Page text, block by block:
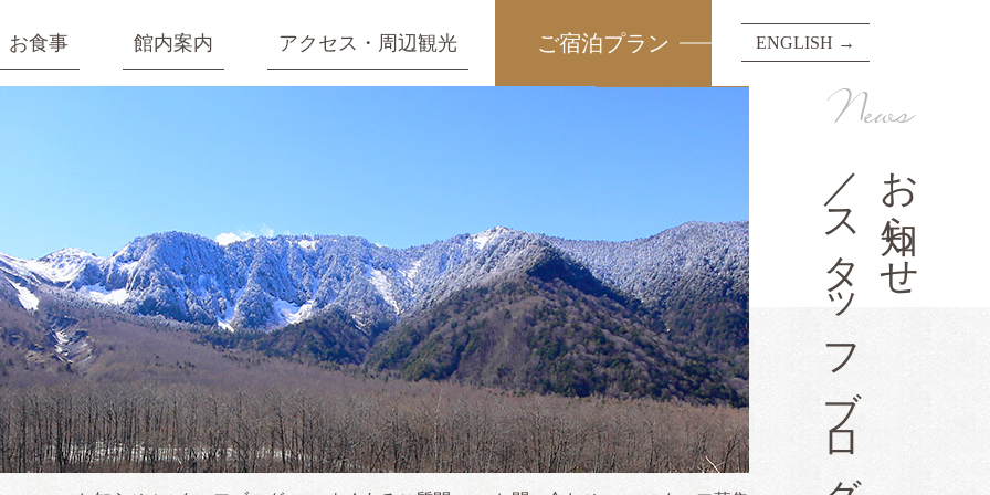
お食事 館内案内 アクセス・周辺観光 ご宿泊プラン ENGLISH →
お知らせ
／スタッフブログ
News